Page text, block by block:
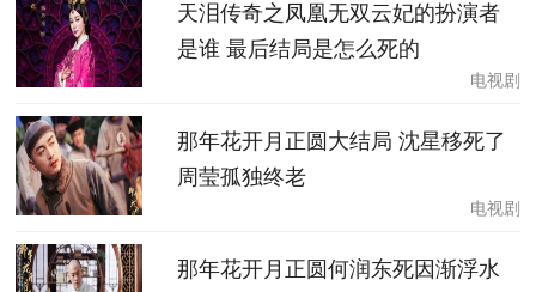
天泪传奇之凤凰无双云妃的扮演者
是谁 最后结局是怎么死的
电视剧
那年花开月正圆大结局 沈星移死了
周莹孤独终老
电视剧
那年花开月正圆何润东死因渐浮水